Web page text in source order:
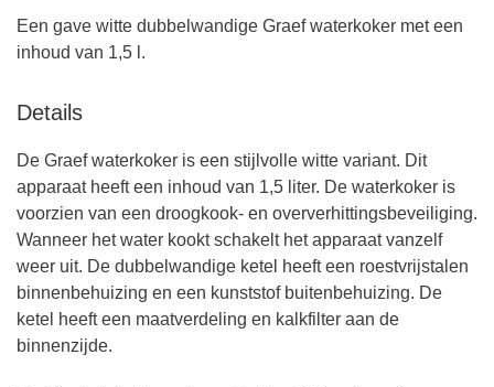
Een gave witte dubbelwandige Graef waterkoker met een
inhoud van 1,5 l.
Details
De Graef waterkoker is een stijlvolle witte variant. Dit
apparaat heeft een inhoud van 1,5 liter. De waterkoker is
voorzien van een droogkook- en oververhittingsbeveiliging.
Wanneer het water kookt schakelt het apparaat vanzelf
weer uit. De dubbelwandige ketel heeft een roestvrijstalen
binnenbehuizing en een kunststof buitenbehuizing. De
ketel heeft een maatverdeling en kalkfilter aan de
binnenzijde.